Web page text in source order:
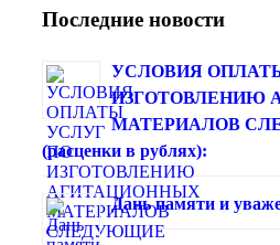
Последние новости
УСЛОВИЯ
ИЗГОТОВЛЕНИЮ
МАТЕРИАЛОВ
(расценки в рублях):
Дань памяти и